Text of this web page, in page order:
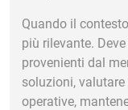
Quando il
più rilevante.
provenienti dal
soluzioni,
operative,